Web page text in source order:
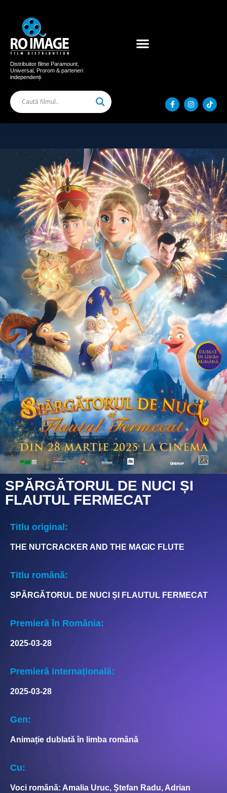
Distribuitor filme Paramount,
Universal, Prorom & parteneri
independenți
SPĂRGĂTORUL DE NUCI ȘI
FLAUTUL FERMECAT
Titlu original:
THE NUTCRACKER AND THE MAGIC FLUTE
Titlu română:
SPĂRGĂTORUL DE NUCI ȘI FLAUTUL FERMECAT
Premieră în România:
2025-03-28
Premieră internațională:
2025-03-28
Gen:
Animație dublată în limba română
Cu:
Voci română: Amalia Uruc, Ştefan Radu, Adrian